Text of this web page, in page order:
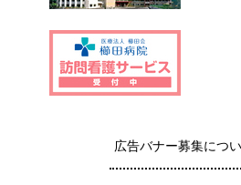
広告バナー募集につ